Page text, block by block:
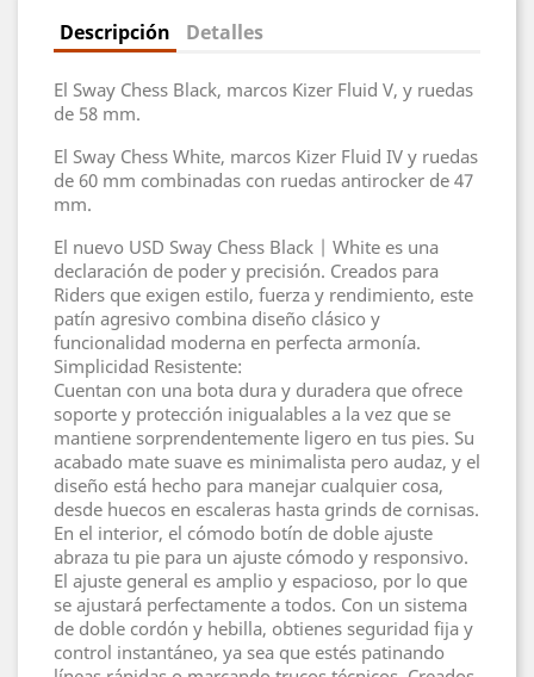
Descripción Detalles
El Sway Chess Black, marcos Kizer Fluid V, y ruedas
de 58 mm.
El Sway Chess White, marcos Kizer Fluid IV y ruedas
de 60 mm combinadas con ruedas antirocker de 47
mm.
El nuevo USD Sway Chess Black | White es una
declaración de poder y precisión. Creados para
Riders que exigen estilo, fuerza y rendimiento, este
patín agresivo combina diseño clásico y
funcionalidad moderna en perfecta armonía.
Simplicidad Resistente:
Cuentan con una bota dura y duradera que ofrece
soporte y protección inigualables a la vez que se
mantiene sorprendentemente ligero en tus pies. Su
acabado mate suave es minimalista pero audaz, y el
diseño está hecho para manejar cualquier cosa,
desde huecos en escaleras hasta grinds de cornisas.
En el interior, el cómodo botín de doble ajuste
abraza tu pie para un ajuste cómodo y responsivo.
El ajuste general es amplio y espacioso, por lo que
se ajustará perfectamente a todos. Con un sistema
de doble cordón y hebilla, obtienes seguridad fija y
control instantáneo, ya sea que estés patinando